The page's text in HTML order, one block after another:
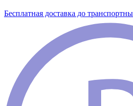
Бесплатная доставка до